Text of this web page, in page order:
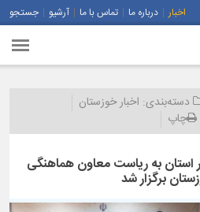
اخبار درباره ما تماس با ما آرشیو جستجو
دسته‌بندی: اخبار خوزستان
چاپ
به ریاست معاون هماهنگی
برگزار شد